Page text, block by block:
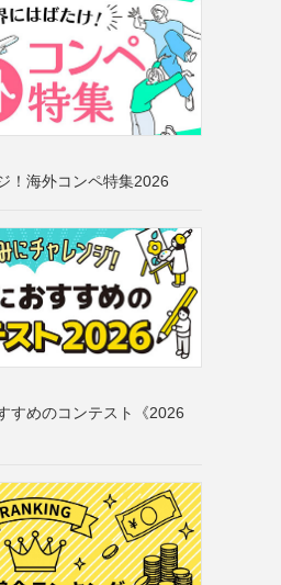
！海外コンペ特集2026
すめのコンテスト《2026